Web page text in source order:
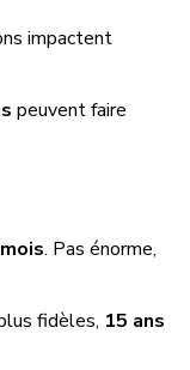
impactent
peuvent faire
. Pas énorme,
fidèles, 15 ans